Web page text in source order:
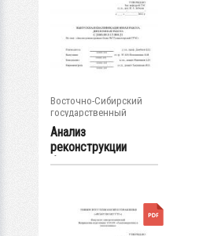
Восточно-Сибирский
государственный
университет...
Анализ
реконструкции
блока №3